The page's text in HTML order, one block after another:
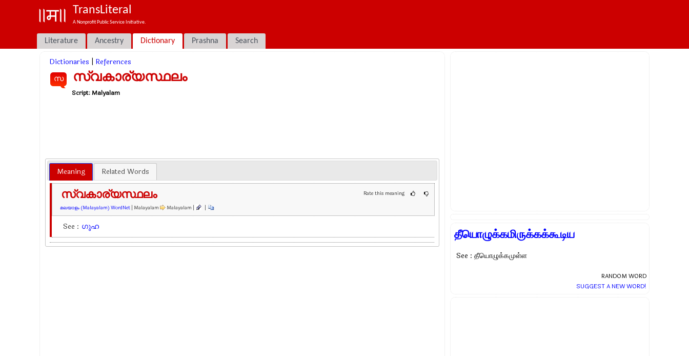
TransLiteral
A Nonprofit Public Service Initiative.
Literature Ancestry Dictionary Prashna Search
Dictionaries References
സ സ്വകാര്യസ്ഥലം
Script:Malyalam
Meaning Related Words
Rate this meaning
സ്വകാര്യസ്ഥലം
മലയാളം (Malayalam) WordNet| Malayalam Malayalam | |
See : ഗുഹ தீயொழுக்கமிருக்கக்கூடிய
See : தீயொழுக்கமுள்ள
RANDOM WORD
SUGGEST A NEW WORD!